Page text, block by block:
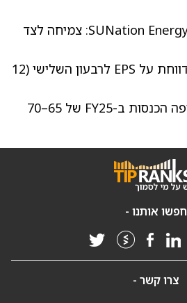
שיחת המשקיעים של SUNation Energy: צמיחה לצד
SUNation Energy מדווחת על EPS לרבעון השלישי (12
SUNation Energy צופה הכנסות ב-FY25 של 65–70
חפשו אותנו -
צרו קשר -